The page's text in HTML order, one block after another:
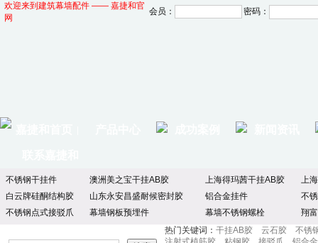
欢迎来到建筑幕墙配件 —— 嘉捷和官
网
会员： 密码：
不锈钢干挂件 澳洲美之宝干挂AB胶 上海得玛茜干挂AB胶
上
白云牌硅酮结构胶
山东永安昌盛耐候密封胶 铝合金挂件
不
不锈钢点式接驳爪
幕墙钢板预埋件 幕墙不锈钢螺栓
翔
热门关键词： 干挂AB胶 云石胶
不锈